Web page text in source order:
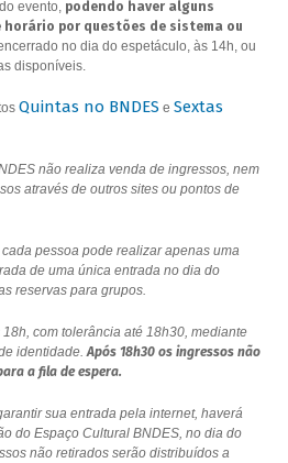
evento, podendo haver alguns
por questões de sistema ou
no dia do espetáculo, às 14h, ou
disponíveis.
Quintas no BNDES e Sextas
não realiza venda de ingressos, nem
através de outros sites ou pontos de
pessoa pode realizar apenas uma
de uma única entrada no dia do
reservas para grupos.
com tolerância até 18h30, mediante
identidade.Após 18h30 os ingressos não
a fila de espera.
sua entrada pela internet, haverá
do Espaço Cultural BNDES, no dia do
não retirados serão distribuídos a